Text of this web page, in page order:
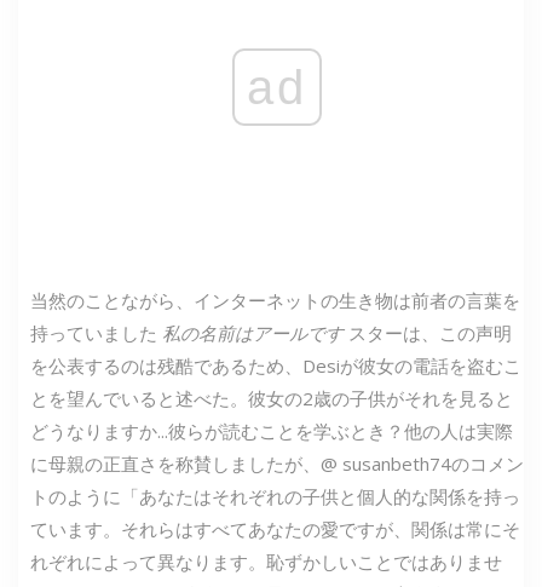
ad
当然のことながら、インターネットの生き物は前者の言葉を
持っていました 私の名前はアールですスターは、この声明
を公表するのは残酷であるため、Desiが彼女の電話を盗むこ
とを望んでいると述べた。彼女の2歳の子供がそれを見ると
どうなりますか...彼らが読むことを学ぶとき？他の人は実際
に母親の正直さを称賛しましたが、@ susanbeth74のコメン
トのように「あなたはそれぞれの子供と個人的な関係を持っ
ています。それらはすべてあなたの愛ですが、関係は常にそ
れぞれによって異なります。恥ずかしいことではありませ